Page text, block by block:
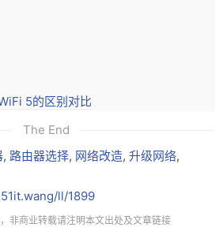
5的区别对比
The End
, 路由器选择, 网络改造, 升级网络,
ll/1899
非商业转载请注明本文出处及文章链接